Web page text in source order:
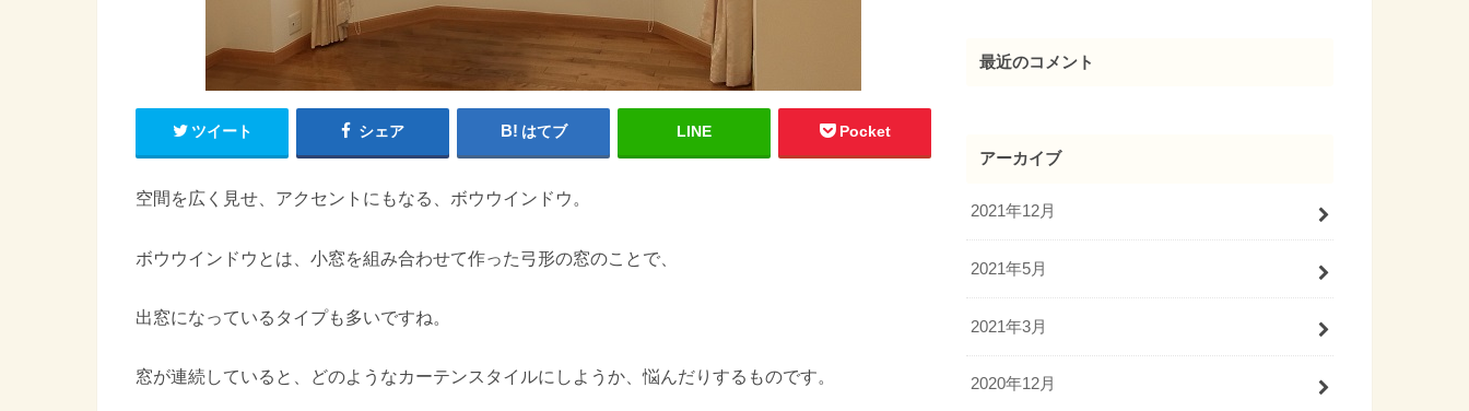
ツイート シェア はてブ LINE Pocket
空間を広く見せ、アクセントにもなる、ボウウインドウ。
ボウウインドウとは、小窓を組み合わせて作った弓形の窓のことで、
出窓になっているタイプも多いですね。
窓が連続していると、どのようなカーテンスタイルにしようか、悩んだりするものです。
最近のコメント
アーカイブ
2021年12月
2021年5月
2021年3月
2020年12月